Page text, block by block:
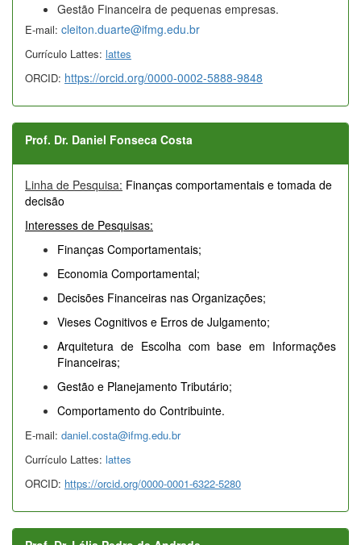
Gestão Financeira de pequenas empresas.
E-mail: cleiton.duarte@ifmg.edu.br
Currículo Lattes: lattes
ORCID: https://orcid.org/0000-0002-5888-9848
Prof. Dr. Daniel Fonseca Costa
Linha de Pesquisa: Finanças comportamentais e tomada de
decisão
Interesses de Pesquisas:
Finanças Comportamentais;
Economia Comportamental;
Decisões Financeiras nas Organizações;
Vieses Cognitivos e Erros de Julgamento;
Arquitetura de Escolha com base em Informações
Financeiras;
Gestão e Planejamento Tributário;
Comportamento do Contribuinte.
E-mail: daniel.costa@ifmg.edu.br
Currículo Lattes: lattes
ORCID: https://orcid.org/0000-0001-6322-5280